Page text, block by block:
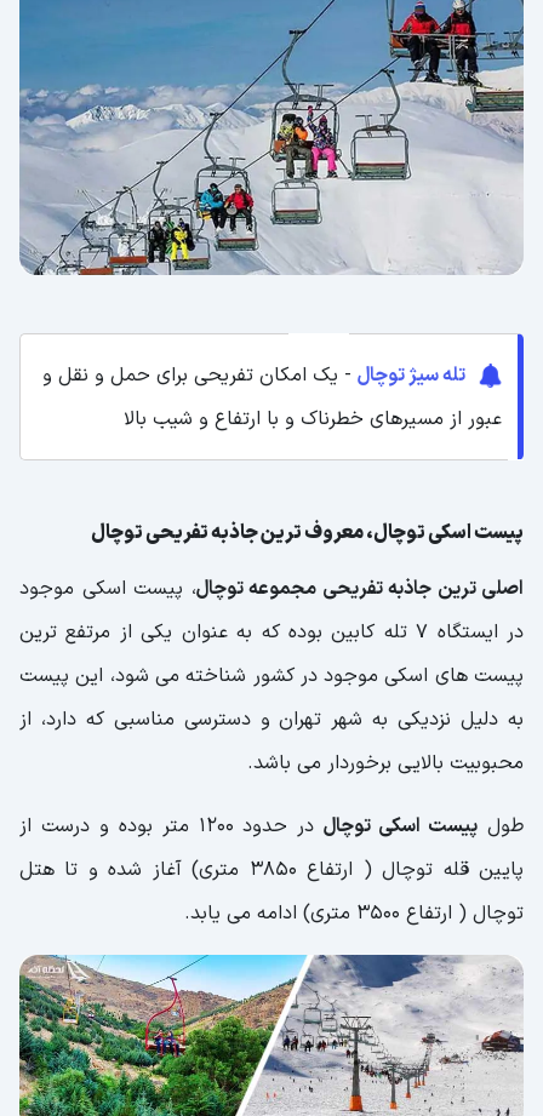
تله سیژ توچال - یک امکان تفریحی برای حمل و نقل و
عبور از مسیرهای خطرناک و با ارتفاع و شیب بالا
پیست اسکی توچال، معروف ترین جاذبه تفریحی توچال
اصلی ترین جاذبه تفریحی مجموعه توچال، پیست اسکی موجود
در ایستگاه 7 تله کابین بوده که به عنوان یکی از مرتفع ترین
پیست های اسکی موجود در کشور شناخته می شود، این پیست
به دلیل نزدیکی به شهر تهران و دسترسی مناسبی که دارد، از
محبوبیت بالایی برخوردار می باشد.
طول پیست اسکی توچال
در حدود 1200 متر بوده و درست از
پایین قله توچال ( ارتفاع 3850 متری) آغاز شده و تا هتل
توچال ( ارتفاع 3500 متری) ادامه می یابد.